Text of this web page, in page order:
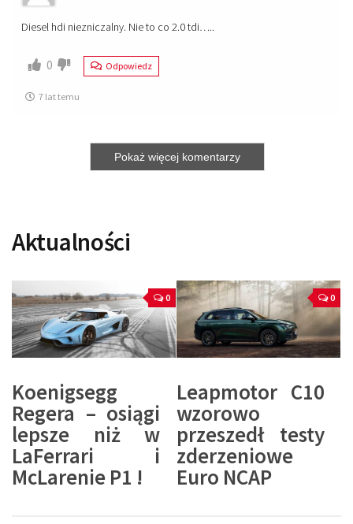
Diesel hdi niezniczalny. Nie to co 2.0 tdi…..
0 Odpowiedz
7 lat temu
Pokaż więcej komentarzy
Aktualności
0
Koenigsegg
Regera – osiągi
lepsze niż w
LaFerrari i
McLarenie P1 !
0
Leapmotor C10
wzorowo
przeszedł testy
zderzeniowe
Euro NCAP